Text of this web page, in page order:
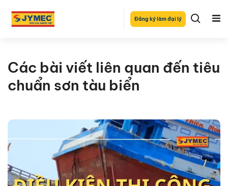
Đăng ký làm đại lý
Các bài viết liên quan đến tiêu
chuẩn sơn tàu biển